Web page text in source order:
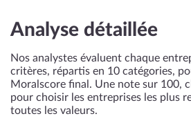
Analyse détaillée
Nos analystes évaluent chaque
critères, répartis en 10 catégories,
Moralscore final. Une note sur 100,
pour choisir les entreprises les plus
toutes les valeurs.